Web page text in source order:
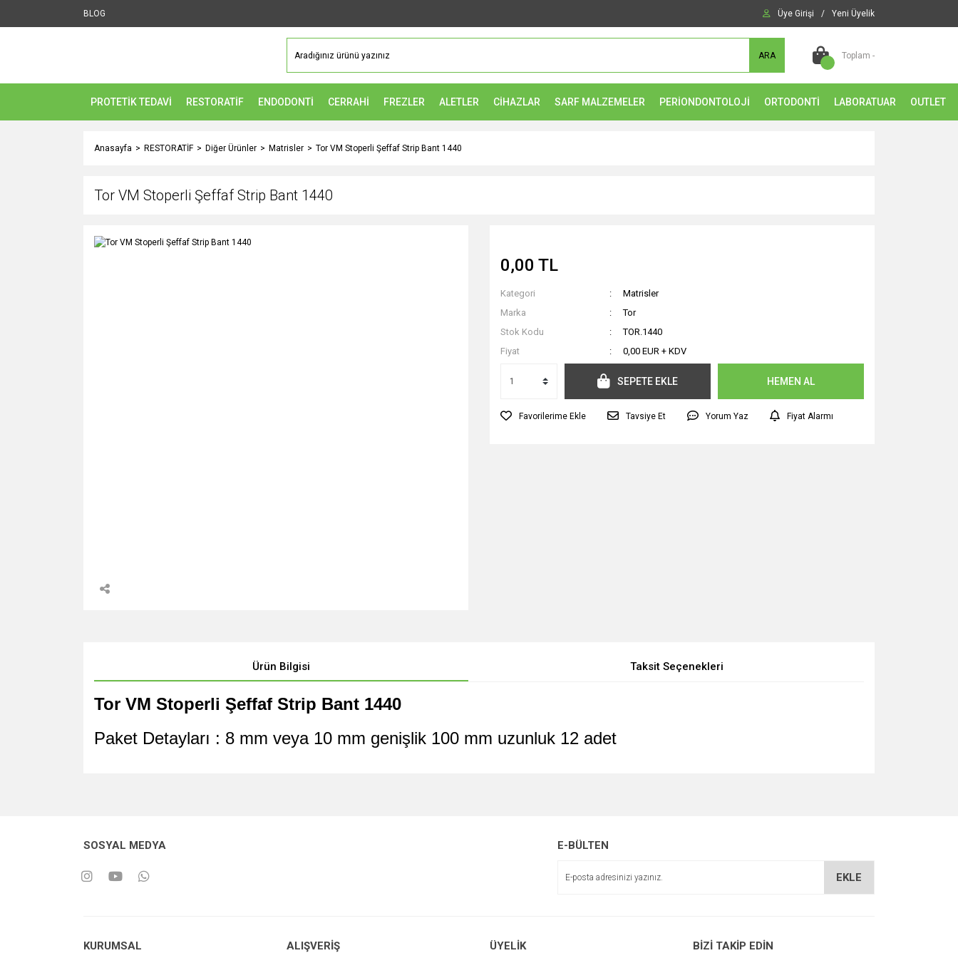
BLOG Üye Girişi / Yeni Üyelik
ARA Toplam -
PROTETİK TEDAVİ RESTORATİF ENDODONTİ CERRAHİ FREZLER ALETLER CİHAZLAR SARF MALZEMELER PERİONDONTOLOJİ ORTODONTİ LABORATUAR OUTLET
Anasayfa RESTORATİF Diğer Ürünler Matrisler Tor VM Stoperli Şeffaf Strip Bant 1440
Tor VM Stoperli Şeffaf Strip Bant 1440
0,00 TL
Kategori
Matrisler
Marka
Tor
Stok Kodu
TOR.1440
Fiyat
0,00 EUR + KDV
SEPETE EKLE HEMEN AL
Tavsiye Et Yorum Yaz Fiyat Alarmı
Ürün Bilgisi Taksit Seçenekleri
Tor VM Stoperli Şeffaf Strip Bant 1440
Paket Detayları : 8 mm veya 10 mm genişlik 100 mm uzunluk 12 adet
SOSYAL MEDYA E-BÜLTEN
EKLE
KURUMSAL ALIŞVERİŞ ÜYELİK BİZİ TAKİP EDİN